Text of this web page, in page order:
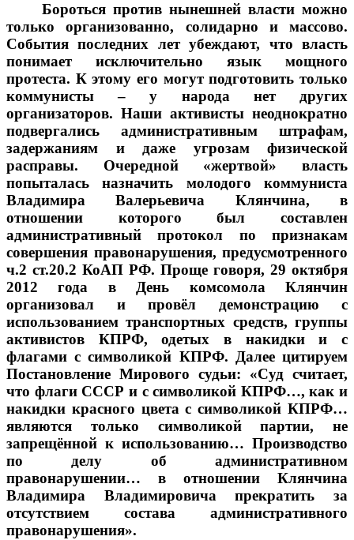
Бороться против нынешней власти можно
только организованно, солидарно и массово.
События последних лет убеждают, что власть
понимает исключительно язык мощного
протеста. К этому его могут подготовить только
коммунисты – у народа нет других
организаторов. Наши активисты неоднократно
подвергались административным штрафам,
задержаниям и даже угрозам физической
расправы. Очередной «жертвой» власть
попыталась назначить молодого коммуниста
Владимира Валерьевича Клянчина, в
отношении которого был составлен
административный протокол по признакам
совершения правонарушения, предусмотренного
ч.2 ст.20.2 КоАП РФ. Проще говоря, 29 октября
2012 года в День комсомола Клянчин
организовал и провёл демонстрацию с
использованием транспортных средств, группы
активистов КПРФ, одетых в накидки и с
флагами с символикой КПРФ. Далее цитируем
Постановление Мирового судьи: «Суд считает,
что флаги СССР и с символикой КПРФ…, как и
накидки красного цвета с символикой КПРФ…
являются только символикой партии, не
запрещённой к использованию… Производство
по делу об административном
правонарушении… в отношении Клянчина
Владимира Владимировича прекратить за
отсутствием состава административного
правонарушения».